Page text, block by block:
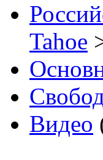
Tahoe
Видео